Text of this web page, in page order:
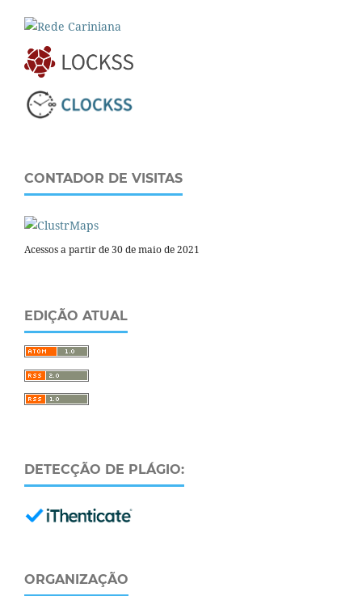
CONTADOR DE VISITAS
Acessos a partir de 30 de maio de 2021
EDIÇÃO ATUAL
DETECÇÃO DE PLÁGIO:
ORGANIZAÇÃO